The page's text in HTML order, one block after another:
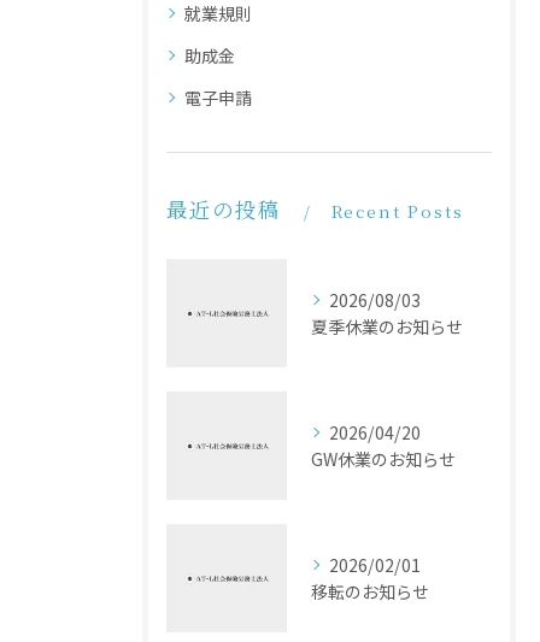
就業規則
助成金
電子申請
最近の投稿 Recent Posts
2026/08/03
夏季休業のお知らせ
2026/04/20
GW休業のお知らせ
2026/02/01
移転のお知らせ